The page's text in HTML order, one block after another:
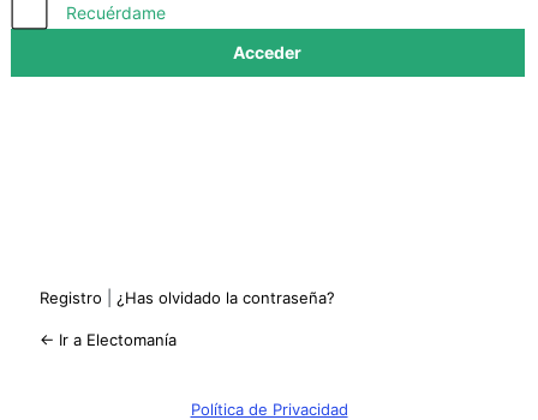
Recuérdame
Registro ¿Has olvidado la contraseña?
← Ir a Electomanía
Política de Privacidad